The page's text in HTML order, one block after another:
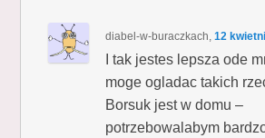
diabel-w-buraczkach,12
I tak jestes lepsza ode
moge ogladac takich
Borsuk jest w domu –
potrzebowalabym